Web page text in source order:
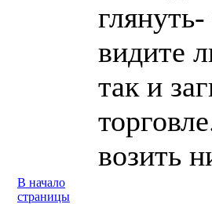
видите
так и
возить
В начало
страницы